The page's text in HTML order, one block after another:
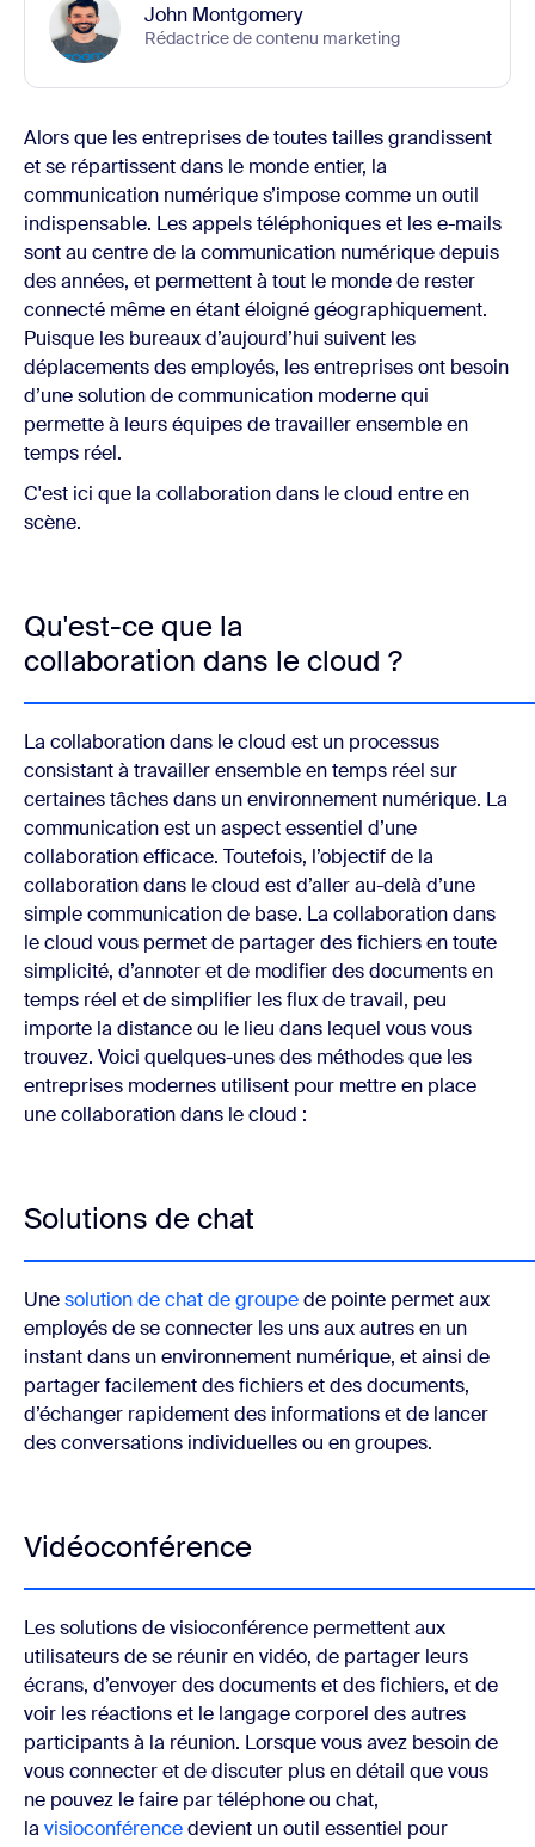
John Montgomery
Rédactrice de contenu marketing
Alors que les entreprises de toutes tailles grandissent
et se répartissent dans le monde entier, la
communication numérique s’impose comme un outil
indispensable. Les appels téléphoniques et les e-mails
sont au centre de la communication numérique depuis
des années, et permettent à tout le monde de rester
connecté même en étant éloigné géographiquement.
Puisque les bureaux d’aujourd’hui suivent les
déplacements des employés, les entreprises ont besoin
d’une solution de communication moderne qui
permette à leurs équipes de travailler ensemble en
temps réel.
C'est ici que la collaboration dans le cloud entre en
scène.
Qu'est-ce que la
collaboration dans le cloud ?
La collaboration dans le cloud est un processus
consistant à travailler ensemble en temps réel sur
certaines tâches dans un environnement numérique. La
communication est un aspect essentiel d’une
collaboration efficace. Toutefois, l’objectif de la
collaboration dans le cloud est d’aller au-delà d’une
simple communication de base. La collaboration dans
le cloud vous permet de partager des fichiers en toute
simplicité, d’annoter et de modifier des documents en
temps réel et de simplifier les flux de travail, peu
importe la distance ou le lieu dans lequel vous vous
trouvez. Voici quelques-unes des méthodes que les
entreprises modernes utilisent pour mettre en place
une collaboration dans le cloud :
Solutions de chat
Unesolution de chat de groupede pointe permet aux
employés de se connecter les uns aux autres en un
instant dans un environnement numérique, et ainsi de
partager facilement des fichiers et des documents,
d’échanger rapidement des informations et de lancer
des conversations individuelles ou en groupes.
Vidéoconférence
Les solutions de visioconférence permettent aux
utilisateurs de se réunir en vidéo, de partager leurs
écrans, d’envoyer des documents et des fichiers, et de
voir les réactions et le langage corporel des autres
participants à la réunion. Lorsque vous avez besoin de
vous connecter et de discuter plus en détail que vous
ne pouvez le faire par téléphone ou chat,
la visioconférencedevient un outil essentiel pour